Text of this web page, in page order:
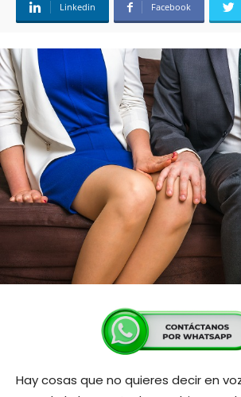
Linkedin Facebook
Hay cosas que no quieres decir en